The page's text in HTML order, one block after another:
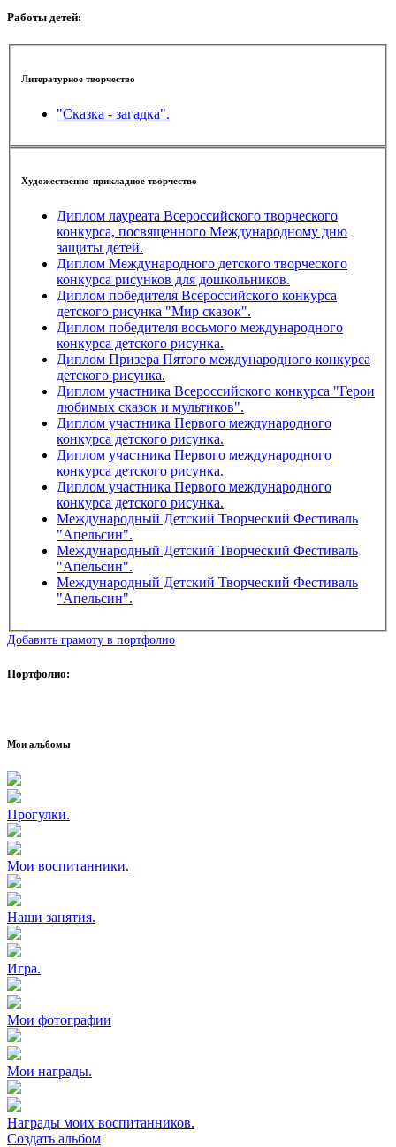
Работы детей:
Литературное творчество
"Сказка - загадка".
Художественно-прикладное творчество
Диплом лауреата Всероссийского творческого
конкурса, посвященного Международному дню
защиты детей.
Диплом Международного детского творческого
конкурса рисунков для дошкольников.
Диплом победителя Всероссийского конкурса
детского рисунка "Мир сказок".
Диплом победителя восьмого международного
конкурса детского рисунка.
Диплом Призера Пятого международного конкурса
детского рисунка.
Диплом участника Всероссийского конкурса "Герои
любимых сказок и мультиков".
Диплом участника Первого международного
конкурса детского рисунка.
Диплом участника Первого международного
конкурса детского рисунка.
Диплом участника Первого международного
конкурса детского рисунка.
Международный Детский Творческий Фестиваль
"Апельсин".
Международный Детский Творческий Фестиваль
"Апельсин".
Международный Детский Творческий Фестиваль
"Апельсин".
Добавить грамоту в портфолио
Портфолио:
Мои альбомы
Прогулки.
Мои воспитанники.
Наши занятия.
Игра.
Мои фотографии
Мои награды.
Награды моих воспитанников.
Создать альбом